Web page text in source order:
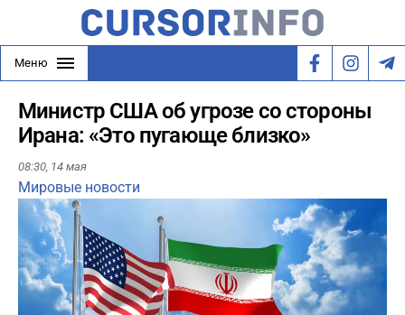
Меню
Министр США об угрозе со стороны
Ирана: «Это пугающе близко»
08:30, 14 мая
Мировые новости